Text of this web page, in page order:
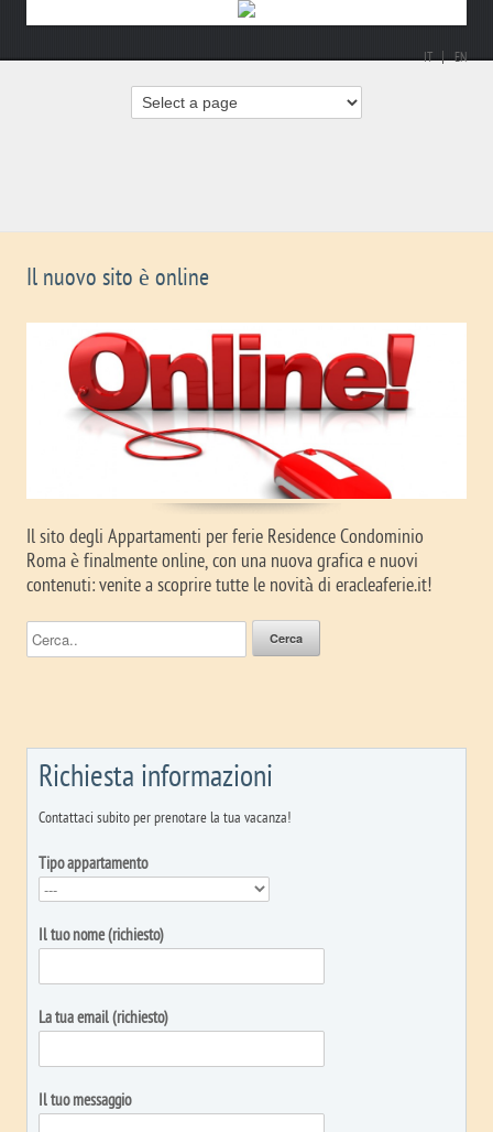
IT EN
Il nuovo sito è online
Il sito degli Appartamenti per ferie Residence Condominio
Roma è finalmente online, con una nuova grafica e nuovi
contenuti: venite a scoprire tutte le novità di eracleaferie.it!
Richiesta informazioni
Contattaci subito per prenotare la tua vacanza!
Tipo appartamento
Il tuo nome (richiesto)
La tua email (richiesto)
Il tuo messaggio